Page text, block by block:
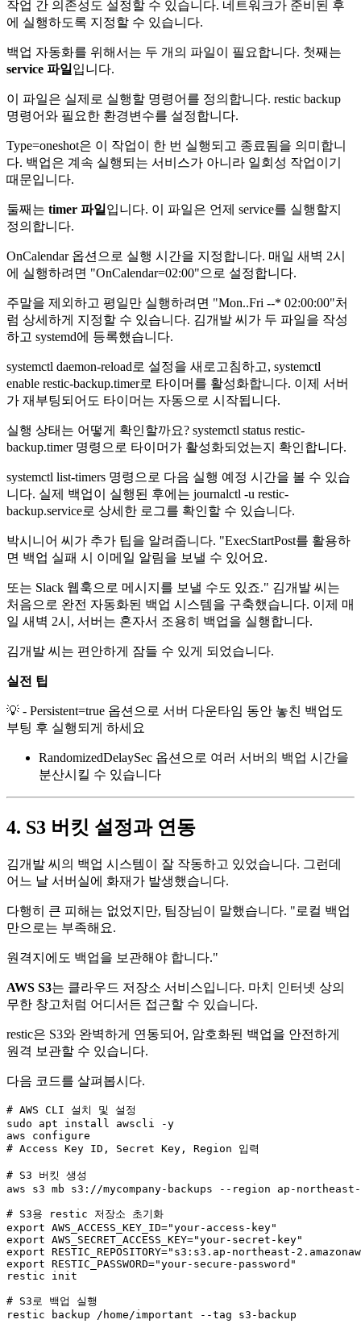
작업 간 의존성도 설정할 수 있습니다. 네트워크가 준비된 후
에 실행하도록 지정할 수 있습니다.
백업 자동화를 위해서는 두 개의 파일이 필요합니다. 첫째는
service 파일 입니다.
이 파일은 실제로 실행할 명령어를 정의합니다. restic backup
명령어와 필요한 환경변수를 설정합니다.
Type=oneshot은 이 작업이 한 번 실행되고 종료됨을 의미합니
다. 백업은 계속 실행되는 서비스가 아니라 일회성 작업이기
때문입니다.
둘째는 timer 파일 입니다. 이 파일은 언제 service를 실행할지
정의합니다.
OnCalendar 옵션으로 실행 시간을 지정합니다. 매일 새벽 2시
에 실행하려면 "OnCalendar=02:00"으로 설정합니다.
주말을 제외하고 평일만 실행하려면 "Mon..Fri --* 02:00:00"처
럼 상세하게 지정할 수 있습니다. 김개발 씨가 두 파일을 작성
하고 systemd에 등록했습니다.
systemctl daemon-reload로 설정을 새로고침하고, systemctl
enable restic-backup.timer로 타이머를 활성화합니다. 이제 서버
가 재부팅되어도 타이머는 자동으로 시작됩니다.
실행 상태는 어떻게 확인할까요? systemctl status restic-
backup.timer 명령으로 타이머가 활성화되었는지 확인합니다.
systemctl list-timers 명령으로 다음 실행 예정 시간을 볼 수 있습
니다. 실제 백업이 실행된 후에는 journalctl -u restic-
backup.service로 상세한 로그를 확인할 수 있습니다.
박시니어 씨가 추가 팁을 알려줍니다. "ExecStartPost를 활용하
면 백업 실패 시 이메일 알림을 보낼 수 있어요.
또는 Slack 웹훅으로 메시지를 보낼 수도 있죠." 김개발 씨는
처음으로 완전 자동화된 백업 시스템을 구축했습니다. 이제 매
일 새벽 2시, 서버는 혼자서 조용히 백업을 실행합니다.
김개발 씨는 편안하게 잠들 수 있게 되었습니다.
실전 팁
💡 - Persistent=true 옵션으로 서버 다운타임 동안 놓친 백업도
부팅 후 실행되게 하세요
RandomizedDelaySec 옵션으로 여러 서버의 백업 시간을
분산시킬 수 있습니다
4. S3 버킷 설정과 연동
김개발 씨의 백업 시스템이 잘 작동하고 있었습니다. 그런데
어느 날 서버실에 화재가 발생했습니다.
다행히 큰 피해는 없었지만, 팀장님이 말했습니다. "로컬 백업
만으로는 부족해요.
원격지에도 백업을 보관해야 합니다."
AWS S3는 클라우드 저장소 서비스입니다. 마치 인터넷 상의
무한 창고처럼 어디서든 접근할 수 있습니다.
restic은 S3와 완벽하게 연동되어, 암호화된 백업을 안전하게
원격 보관할 수 있습니다.
다음 코드를 살펴봅시다.
# AWS CLI 설치 및 설정
sudo apt install awscli -y
# Access Key ID, Secret Key, Region 입력
# S3 버킷 생성
aws s3 mb s3://mycompany-backups --region ap-northeast-
# S3용 restic 저장소 초기화
export AWS_ACCESS_KEY_ID="your-access-key"
export AWS_SECRET_ACCESS_KEY="your-secret-key"
export RESTIC_REPOSITORY="s3:s3.ap-northeast-
export RESTIC_PASSWORD="your-secure-password"
restic init
# S3로 백업 실행
restic backup /home/important --tag s3-backup